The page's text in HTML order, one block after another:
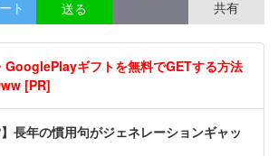
ト 送る 共有
GooglePlayギフトを無料でGETする方法
[PR]
】長年の慣用句がジェネレーションギャッ